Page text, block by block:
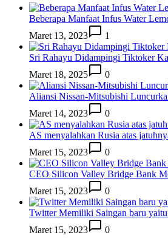
Beberapa Manfaat Infus Water
Maret 13, 2023
1
Sri Rahayu Didampingi Tiktoker
Maret 18, 2025
0
Aliansi Nissan-Mitsubishi
Maret 14, 2023
0
AS menyalahkan Rusia atas
Maret 15, 2023
0
CEO Silicon Valley Bridge Bank
Maret 15, 2023
0
Twitter Memiliki Saingan baru
Maret 15, 2023
0